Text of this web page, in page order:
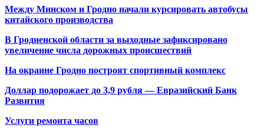
Между Минском и Гродно начали курсировать автобусы
китайского производства
В Гродненской области за выходные зафиксировано
увеличение числа дорожных происшествий
На окраине Гродно построят спортивный комплекс
Доллар подорожает до 3,9 рубля — Евразийский Банк
Развития
Услуги ремонта часов